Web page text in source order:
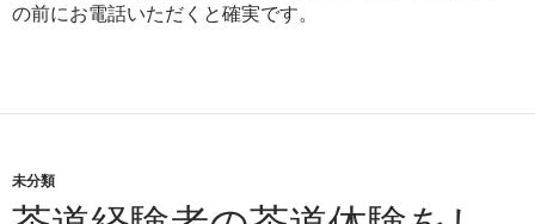
の前にお電話いただくと確実です。
未分類